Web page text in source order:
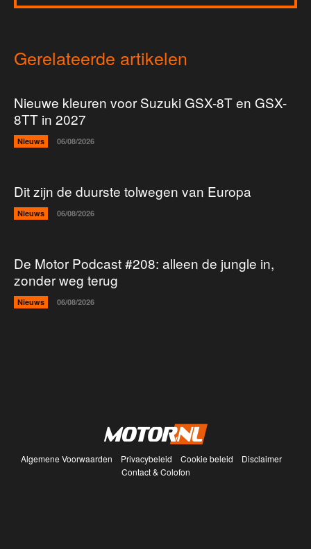
Gerelateerde artikelen
Nieuwe kleuren voor Suzuki GSX-8T en GSX-
8TT in 2027
Nieuws 06/08/2026
Dit zijn de duurste tolwegen van Europa
Nieuws 06/08/2026
De Motor Podcast #208: alleen de jungle in,
zonder weg terug
Nieuws 06/08/2026
Algemene Voorwaarden Privacybeleid Cookie beleid
Disclaimer
Contact & Colofon